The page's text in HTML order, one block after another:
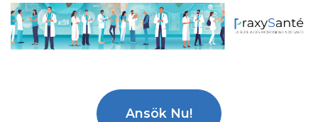
Ansök Nu!